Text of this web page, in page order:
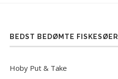
BEDST BEDØMTE FISKESØER
Hoby Put & Take